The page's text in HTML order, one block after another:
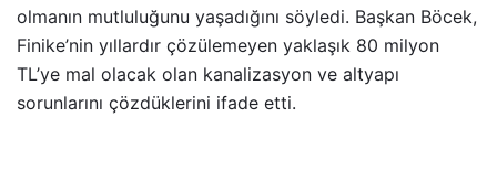
olmanın mutluluğunu yaşadığını söyledi. Başkan Böcek,
Finike’nin yıllardır çözülemeyen yaklaşık 80 milyon
TL’ye mal olacak olan kanalizasyon ve altyapı
sorunlarını çözdüklerini ifade etti.